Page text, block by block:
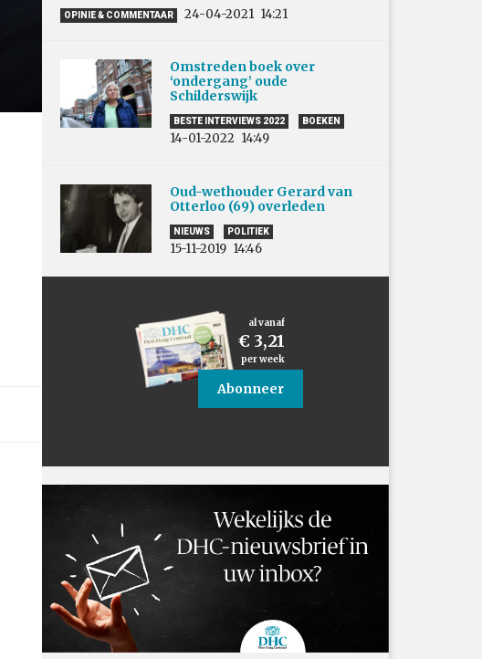
OPINIE & COMMENTAAR 24-04-2021 14:21
Omstreden boek over
‘ondergang’ oude
Schilderswijk
BESTE INTERVIEWS 2022 BOEKEN
14-01-2022 14:49
Oud-wethouder Gerard van
Otterloo (69) overleden
NIEUWS POLITIEK
15-11-2019 14:46
al vanaf
€ 3,21
per week
Abonneer